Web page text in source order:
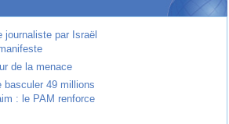
journaliste par Israël
de la menace
basculer 49 millions
: le PAM renforce